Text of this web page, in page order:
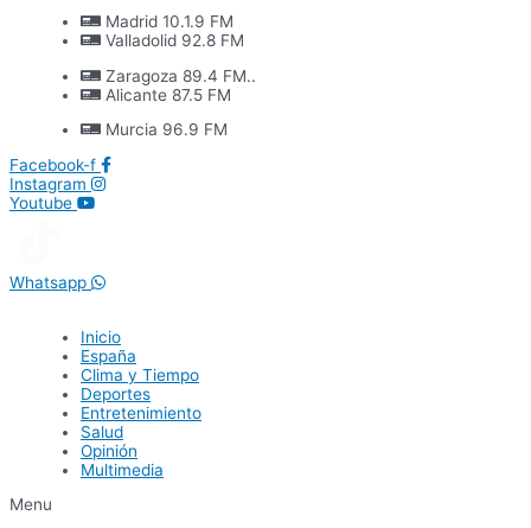
Madrid 10.1.9 FM
Valladolid 92.8 FM
Zaragoza 89.4 FM..
Alicante 87.5 FM
Murcia 96.9 FM
Facebook-f
Instagram
Youtube
Whatsapp
Inicio
España
Clima y Tiempo
Deportes
Entretenimiento
Salud
Opinión
Multimedia
Menu